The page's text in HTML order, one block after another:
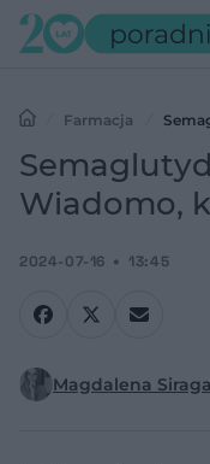
Farmacja
lepiej
Wiadomo,
2024-07-16 13:45
Magdalena Siraga